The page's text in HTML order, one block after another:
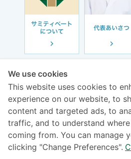
診療受付時間
年中無休 / 24時間（
03-
We use cookies
This website uses cookies to
experience on our website, to
content and targeted ads, to
traffic, and to understand
coming from. You can manage
clicking "Change Preferences".